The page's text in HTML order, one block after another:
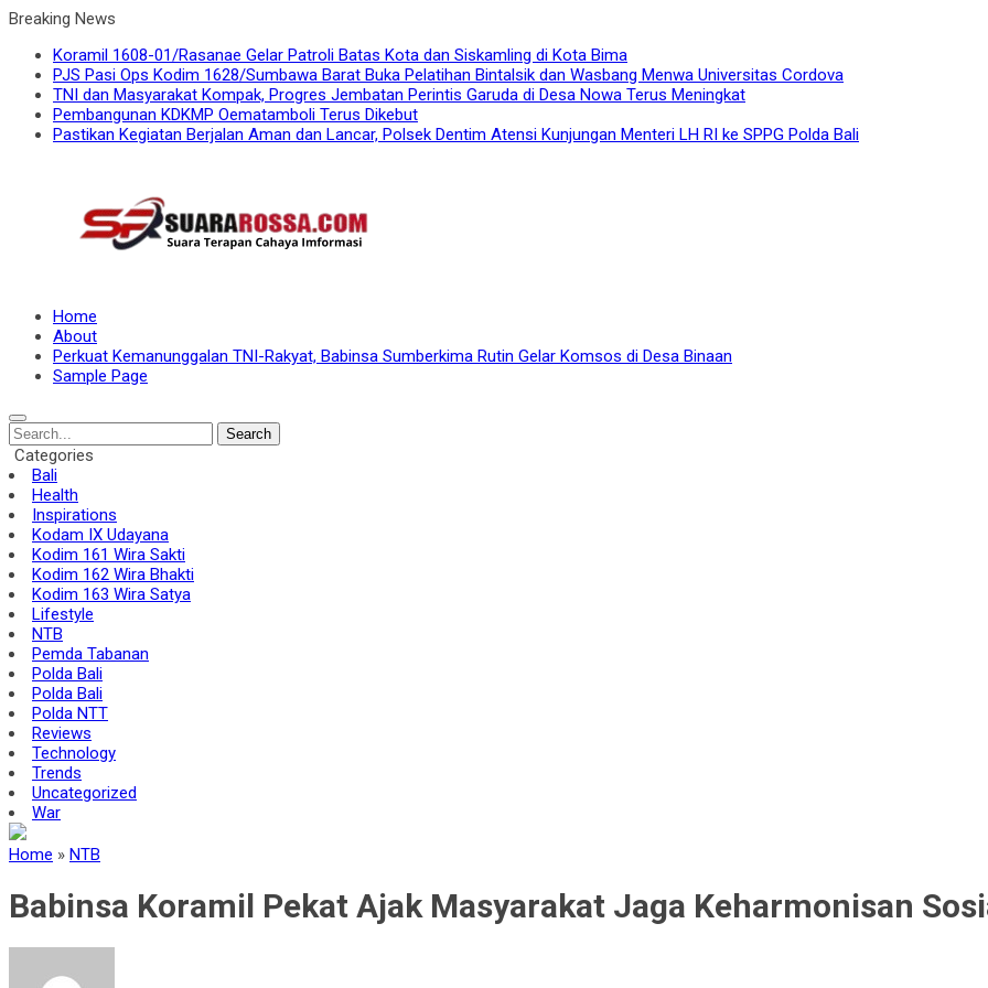
Breaking News
Koramil 1608-01/Rasanae Gelar Patroli Batas Kota dan Siskamling di Kota Bima
PJS Pasi Ops Kodim 1628/Sumbawa Barat Buka Pelatihan Bintalsik dan Wasbang Menwa Universitas Cordova
TNI dan Masyarakat Kompak, Progres Jembatan Perintis Garuda di Desa Nowa Terus Meningkat
Pembangunan KDKMP Oematamboli Terus Dikebut
Pastikan Kegiatan Berjalan Aman dan Lancar, Polsek Dentim Atensi Kunjungan Menteri LH RI ke SPPG Polda Bali
Home
About
Perkuat Kemanunggalan TNI-Rakyat, Babinsa Sumberkima Rutin Gelar Komsos di Desa Binaan
Sample Page
Search
Categories
Bali
Health
Inspirations
Kodam IX Udayana
Kodim 161 Wira Sakti
Kodim 162 Wira Bhakti
Kodim 163 Wira Satya
Lifestyle
NTB
Pemda Tabanan
Polda Bali
Polda Bali
Polda NTT
Reviews
Technology
Trends
Uncategorized
War
Home » NTB
Babinsa Koramil Pekat Ajak Masyarakat Jaga Keharmonisan